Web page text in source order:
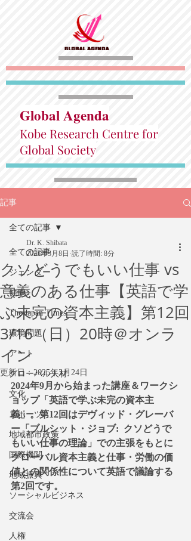
Global Agenda
Kobe Research Centre for
Global Society
記事
全ての記事
ジェンダー
健康
The Japan Times
環境問題
アート
グローバル人材
文化
スポーツ
地域都市政策
国際機関
地域振興
ソーシャルビジネス
交流会
人権
全ての記事
クソどうでもいい仕事 vs
意義のある仕事【英語で学
ぶ未完の資本主義】第12回
3/16（日）20時＠オンラ
イン
Dr. K. Shibata
2025年3月8日 読了時間: 8分
更新日：2025年3月24日
2024年9月から始まった講座＆ワークシ
ョップ「英語で学ぶ未完の資本主
義」。第12回はデヴィッド・グレーバ
ー「ブルシット・ジョブ:  クソどうで
もいい仕事の理論」での主張をもとに
グローバル資本主義と仕事・労働の価
値との関係性について英語で議論する
第2回です。